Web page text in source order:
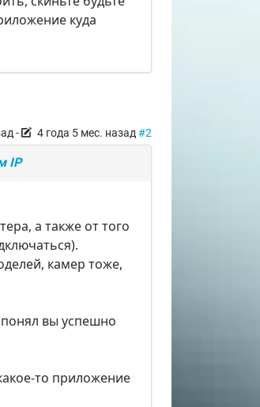
куда
- 4 года 5 мес. назад #2
IP
а также от того
камер тоже,
вы успешно
то приложение